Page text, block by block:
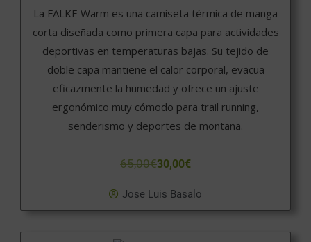
La FALKE Warm es una camiseta térmica de manga
corta diseñada como primera capa para actividades
deportivas en temperaturas bajas. Su tejido de
doble capa mantiene el calor corporal, evacua
eficazmente la humedad y ofrece un ajuste
ergonómico muy cómodo para trail running,
senderismo y deportes de montaña.
65,00€30,00€
Jose Luis Basalo